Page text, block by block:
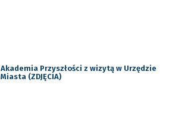
Akademia Przyszłości z wizytą w Urzędzie
Miasta (ZDJĘCIA)